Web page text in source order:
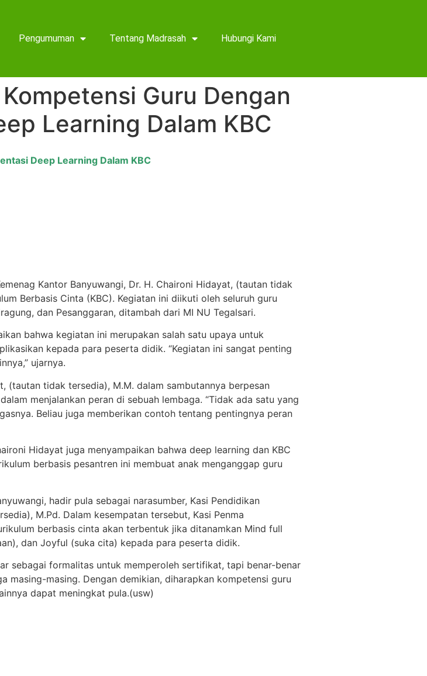
Pengumuman Tentang Madrasah Hubungi Kami
Guru Dengan
Learning Dalam KBC
Deep Learning Dalam KBC
Kantor Banyuwangi, Dr. H. Chaironi Hidayat, (tautan tidak
Berbasis Cinta (KBC). Kegiatan ini diikuti oleh seluruh guru
dan Pesanggaran, ditambah dari MI NU Tegalsari.
bahwa kegiatan ini merupakan salah satu upaya untuk
kepada para peserta didik. “Kegiatan ini sangat penting
ujarnya.
(tautan tidak tersedia), M.M. dalam sambutannya berpesan
menjalankan peran di sebuah lembaga. “Tidak ada satu yang
Beliau juga memberikan contoh tentang pentingnya peran
Hidayat juga menyampaikan bahwa deep learning dan KBC
berbasis pesantren ini membuat anak menganggap guru
hadir pula sebagai narasumber, Kasi Pendidikan
M.Pd. Dalam kesempatan tersebut, Kasi Penma
berbasis cinta akan terbentuk jika ditanamkan Mind full
dan Joyful (suka cita) kepada para peserta didik.
sebagai formalitas untuk memperoleh sertifikat, tapi benar-benar
masing. Dengan demikian, diharapkan kompetensi guru
dapat meningkat pula.(usw)